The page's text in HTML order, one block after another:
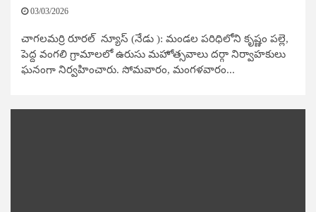
03/03/2026
చాగలమర్రి రూరల్ న్యూస్​ (నేడు ): మండల పరిధిలోని కృష్ణం పల్లె,
పెద్ద వంగలి గ్రామాలలో ఉరుసు మహోత్సవాలు దర్గా నిర్వాహకులు
ఘనంగా నిర్వహించారు. సోమవారం, మంగళవారం...